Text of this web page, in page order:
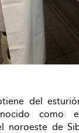
del
como
noroeste de